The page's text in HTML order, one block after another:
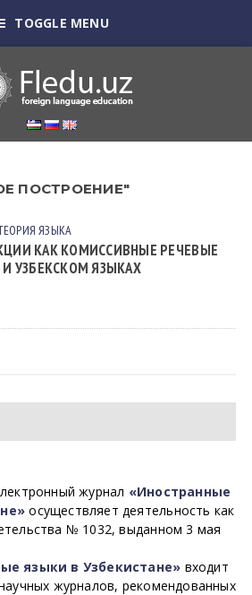
TOGGLE MENU
ПОСТРОЕНИЕ"
ЯЗЫКА
КАК КОМИССИВНЫЕ РЕЧЕВЫЕ
УЗБЕКСКОМ ЯЗЫКАХ
журнал «Иностранные
осуществляет деятельность как
№ 1032, выданном 3 мая
языки в Узбекистане» входит
журналов, рекомендованных